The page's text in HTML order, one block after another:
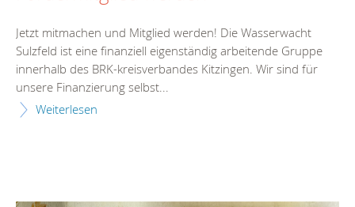
Jetzt mitmachen und Mitglied werden! Die Wasserwacht
Sulzfeld ist eine finanziell eigenständig arbeitende Gruppe
innerhalb des BRK-kreisverbandes Kitzingen. Wir sind für
unsere Finanzierung selbst...
Weiterlesen